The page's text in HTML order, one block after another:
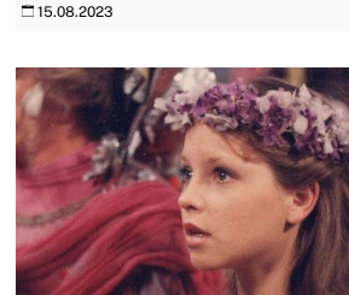
15.08.2023